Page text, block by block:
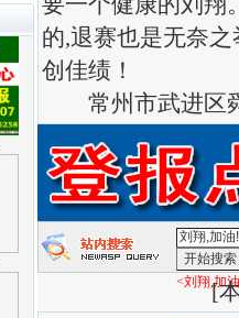
的,退赛也是无奈
创佳绩！
常州市武进区
<刘翔,加
[